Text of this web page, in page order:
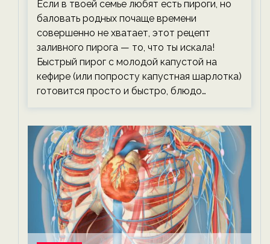
Если в твоей семье любят есть пироги, но
баловать родных почаще времени
совершенно не хватает, этот рецепт
заливного пирога — то, что ты искала!
Быстрый пирог с молодой капустой на
кефире (или попросту капустная шарлотка)
готовится просто и быстро, блюдо…